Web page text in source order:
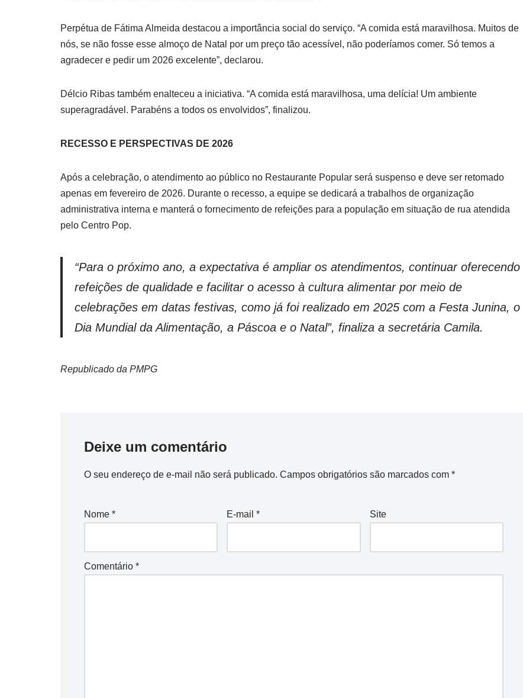
Perpétua de Fátima Almeida destacou a importância social do serviço. “A comida está maravilhosa. Muitos de
nós, se não fosse esse almoço de Natal por um preço tão acessível, não poderíamos comer. Só temos a
agradecer e pedir um 2026 excelente”, declarou.
Délcio Ribas também enalteceu a iniciativa. “A comida está maravilhosa, uma delícia! Um ambiente
superagradável. Parabéns a todos os envolvidos”, finalizou.
RECESSO E PERSPECTIVAS DE 2026
Após a celebração, o atendimento ao público no Restaurante Popular será suspenso e deve ser retomado
apenas em fevereiro de 2026. Durante o recesso, a equipe se dedicará a trabalhos de organização
administrativa interna e manterá o fornecimento de refeições para a população em situação de rua atendida
pelo Centro Pop.
“Para o próximo ano, a expectativa é ampliar os atendimentos, continuar oferecendo
refeições de qualidade e facilitar o acesso à cultura alimentar por meio de
celebrações em datas festivas, como já foi realizado em 2025 com a Festa Junina, o
Dia Mundial da Alimentação, a Páscoa e o Natal”, finaliza a secretária Camila.
Republicado da PMPG
Deixe um comentário
O seu endereço de e-mail não será publicado. Campos obrigatórios são marcados com *
Nome * E-mail* Site
Comentário *